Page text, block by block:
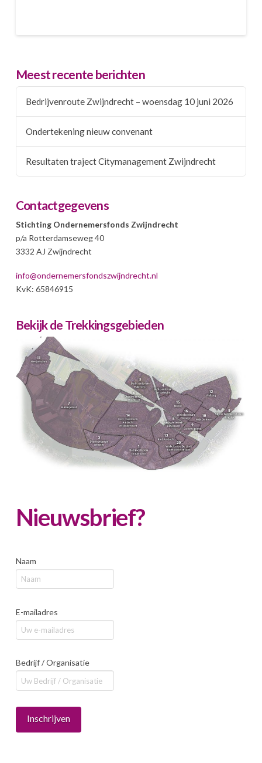
Meest recente berichten
Bedrijvenroute Zwijndrecht – woensdag 10 juni 2026
Ondertekening nieuw convenant
Resultaten traject Citymanagement Zwijndrecht
Contactgegevens
Stichting Ondernemersfonds Zwijndrecht
p/a Rotterdamseweg 40
3332 AJ Zwijndrecht
info@ondernemersfondszwijndrecht.nl
KvK: 65846915
Bekijk de Trekkingsgebieden
Nieuwsbrief?
Naam
E-mailadres
Bedrijf / Organisatie